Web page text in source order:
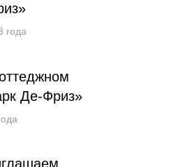
года
Де-Фриз»